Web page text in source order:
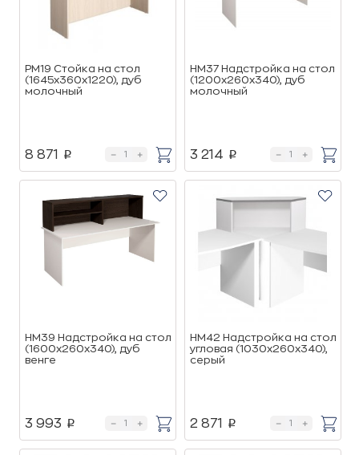
РМ19 Стойка на стол
(1645х360х1220), дуб
молочный
8 871 p
НМ37 Надстройка на стол
(1200х260х340), дуб
молочный
3 214 p
НМ39 Надстройка на стол
(1600х260х340), дуб
венге
3 993 p
НМ42 Надстройка на стол
угловая (1030х260х340),
cерый
2 871 p